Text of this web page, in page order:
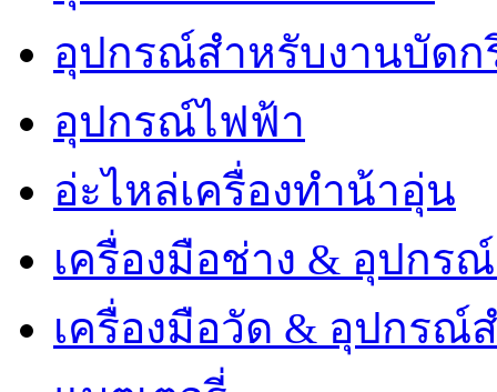
อุปกรณ์สำหรับงานบัดก
อุปกรณ์ไฟฟ้า
อ่ะไหล่เครื่องทำน้าอุ่น
เครื่องมือช่าง & อุปกร
เครื่องมือวัด & อุปกรณ์